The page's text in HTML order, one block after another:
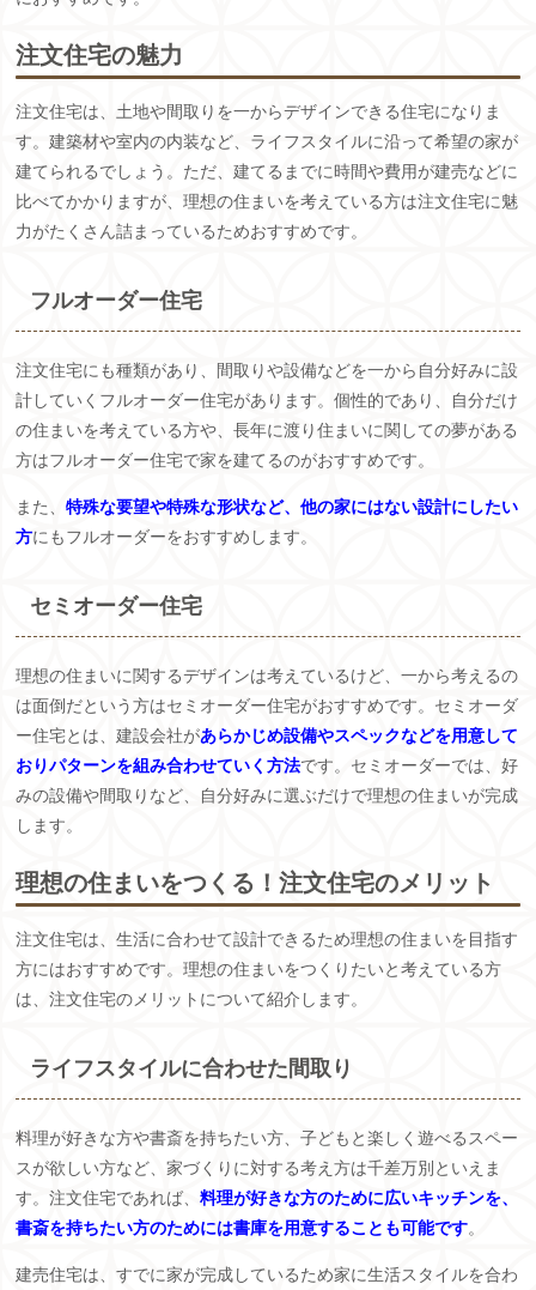
注文住宅の魅力
注文住宅は、土地や間取りを一からデザインできる住宅になりま
す。建築材や室内の内装など、ライフスタイルに沿って希望の家が
建てられるでしょう。ただ、建てるまでに時間や費用が建売などに
比べてかかりますが、理想の住まいを考えている方は注文住宅に魅
力がたくさん詰まっているためおすすめです。
フルオーダー住宅
注文住宅にも種類があり、間取りや設備などを一から自分好みに設
計していくフルオーダー住宅があります。個性的であり、自分だけ
の住まいを考えている方や、長年に渡り住まいに関しての夢がある
方はフルオーダー住宅で家を建てるのがおすすめです。
また、特殊な要望や特殊な形状など、他の家にはない設計にしたい
方にもフルオーダーをおすすめします。
セミオーダー住宅
理想の住まいに関するデザインは考えているけど、一から考えるの
は面倒だという方はセミオーダー住宅がおすすめです。セミオーダ
ー住宅とは、建設会社があらかじめ設備やスペックなどを用意して
おりパターンを組み合わせていく方法です。セミオーダーでは、好
みの設備や間取りなど、自分好みに選ぶだけで理想の住まいが完成
します。
理想の住まいをつくる！注文住宅のメリット
注文住宅は、生活に合わせて設計できるため理想の住まいを目指す
方にはおすすめです。理想の住まいをつくりたいと考えている方
は、注文住宅のメリットについて紹介します。
ライフスタイルに合わせた間取り
料理が好きな方や書斎を持ちたい方、子どもと楽しく遊べるスペー
スが欲しい方など、家づくりに対する考え方は千差万別といえま
す。注文住宅であれば、料理が好きな方のために広いキッチンを、
書斎を持ちたい方のためには書庫を用意することも可能です。
建売住宅は、すでに家が完成しているため家に生活スタイルを合わ